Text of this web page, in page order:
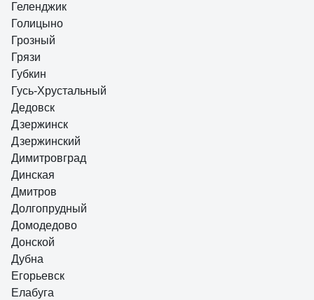
Геленджик
Голицыно
Грозный
Грязи
Губкин
Гусь-Хрустальный
Дедовск
Дзержинск
Дзержинский
Димитровград
Динская
Дмитров
Долгопрудный
Домодедово
Донской
Дубна
Егорьевск
Елабуга